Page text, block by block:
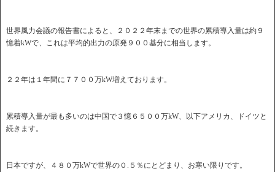
世界風力会議の報告書によると、２０２２年末までの世界の累積導入量は約９
憶着kWで、これは平均的出力の原発９００基分に相当します。
２２年は１年間に７７００万kW増えております。
累積導入量が最も多いのは中国で３憶６５００万kW、以下アメリカ、ドイツと
続きます。
日本ですが、４８０万kWで世界の０.５％にとどまり、お寒い限りです。